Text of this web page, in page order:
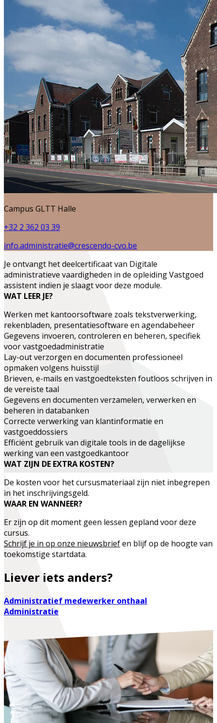
Campus GLTT Halle
+32 2 362 03 39
info.administratie@crescendo-cvo.be
Je ontvangt het deelcertificaat van Digitale
administratieve vaardigheden in de opleidingVastgoed
assistent indien je slaagt voor deze module.
WAT LEER JE?
Werken met kantoorsoftware zoals tekstverwerking,
rekenbladen, presentatiesoftware en agendabeheer
Gegevens invoeren, controleren en beheren, specifiek
voor vastgoedadministratie
Lay-out verzorgen en documenten professioneel
opmaken volgens huisstijl
Brieven, e-mails en vastgoedteksten foutloos schrijven in
de vereiste taal
Gegevens en documenten verzamelen, verwerken en
beheren in databanken
Correcte verwerking van klantinformatie en
vastgoeddossiers
Efficiënt gebruik van digitale tools in de dagelijkse
werking van een vastgoedkantoor
WAT ZIJN DE EXTRA KOSTEN?
De kosten voor het cursusmateriaal zijn niet inbegrepen
in het inschrijvingsgeld.
WAAR EN WANNEER?
Er zijn op dit moment geen lessen gepland voor deze
cursus.
Schrijf je in op onze nieuwsbriefen blijf op de hoogte van
toekomstige startdata.
Liever iets anders?
Administratief medewerker onthaal
Administratie